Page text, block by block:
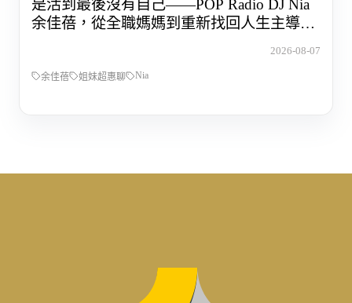
是活到最後沒有自己——POP Radio DJ Nia
余佳蓓，從全職媽媽到重新找回人生主導權
2026-08-07
余佳蓓 姐妹超惠聊 Nia